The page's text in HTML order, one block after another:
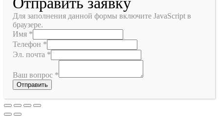
Для заполнения данной формы включите JavaScript в
браузере.
Имя *
Телефон *
Эл. почта *
Ваш вопрос *
Отправить